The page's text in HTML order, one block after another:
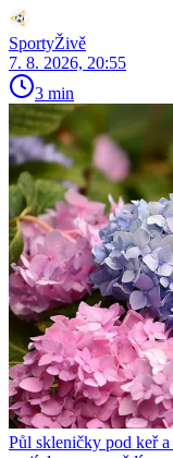
SportyŽivě
7. 8. 2026, 20:55
3 min
Půl skleničky pod keř